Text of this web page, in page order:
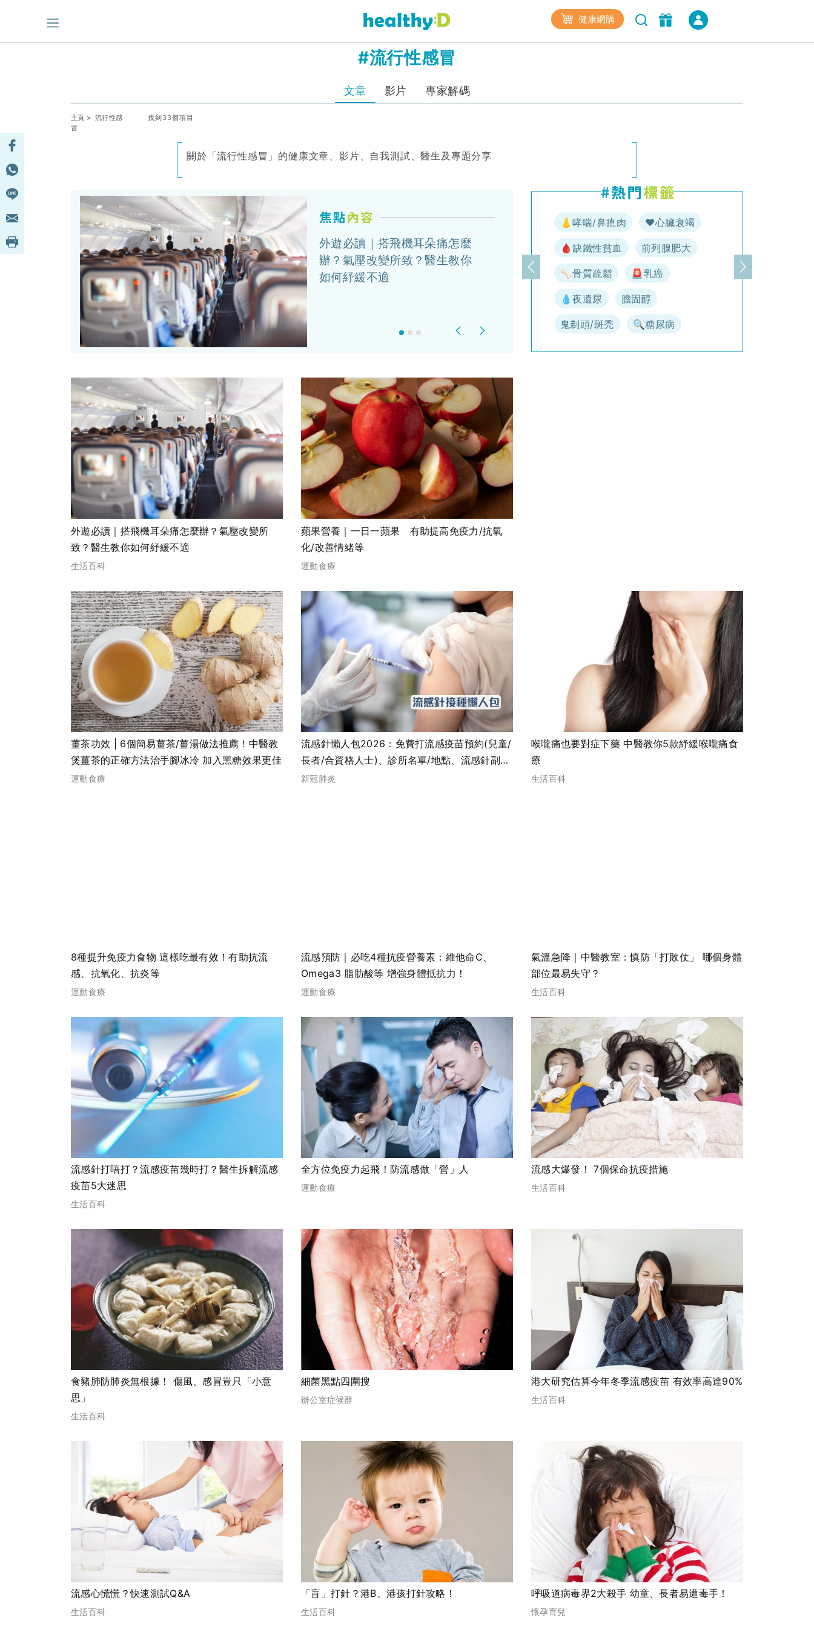
健康網購
#流行性感冒
文章 影片 專家解碼
主頁 > 流行性感
冒
找到33個項目
關於「流行性感冒」的健康文章、影片、自我測試、醫生及專題分享
外遊必讀｜搭飛機耳朵痛怎麼
辦？氣壓改變所致？醫生教你
如何紓緩不適
Previous
上一頁
👃哮喘/鼻瘜肉 ♥️心臟衰竭
🩸缺鐵性貧血 前列腺肥大
🦴骨質疏鬆 🚨乳癌
💧夜遺尿 膽固醇
鬼剃頭/斑禿 🔍糖尿病
下一頁
外遊必讀｜搭飛機耳朵痛怎麼辦？氣壓改變所
致？醫生教你如何紓緩不適
生活百科
蘋果營養｜一日一蘋果 有助提高免疫力/抗氧
化/改善情緒等
運動食療
薑茶功效 | 6個簡易薑茶/薑湯做法推薦！中醫教
煲薑茶的正確方法治手腳冰冷 加入黑糖效果更佳
運動食療
流感針懶人包2026：免費打流感疫苗預約(兒童/
長者/合資格人士)、診所名單/地點、流感針副作
用、政府資助金額
新冠肺炎
喉嚨痛也要對症下藥 中醫教你5款紓緩喉嚨痛食
療
生活百科
8種提升免疫力食物 這樣吃最有效！有助抗流
感、抗氧化、抗炎等
運動食療
流感預防｜必吃4種抗疫營養素：維他命C、
Omega3 脂肪酸等 增強身體抵抗力！
運動食療
氣溫急降｜中醫教室：慎防「打敗仗」 哪個身體
部位最易失守？
生活百科
流感針打唔打？流感疫苗幾時打？醫生拆解流感
疫苗5大迷思
生活百科
全方位免疫力起飛！防流感做「營」人
運動食療
流感大爆發！ 7個保命抗疫措施
生活百科
食豬肺防肺炎無根據！ 傷風、感冒豈只「小意
思」
生活百科
細菌黑點四圍搜
辦公室症候群
港大研究估算今年冬季流感疫苗 有效率高達90%
生活百科
流感心慌慌？快速測試Q&A
生活百科
「盲」打針？港B、港孩打針攻略！
生活百科
呼吸道病毒界2大殺手 幼童、長者易遭毒手！
懷孕育兒